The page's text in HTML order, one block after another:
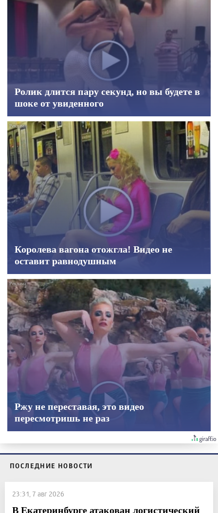
Ролик длится пару секунд, но вы будете в
шоке от увиденного
Королева вагона отожгла! Видео не
оставит равнодушным
Ржу не переставая, это видео
пересмотришь не раз
ПОСЛЕДНИЕ НОВОСТИ
23:31, 7 авг 2026
В Екатеринбурге атакован логистический